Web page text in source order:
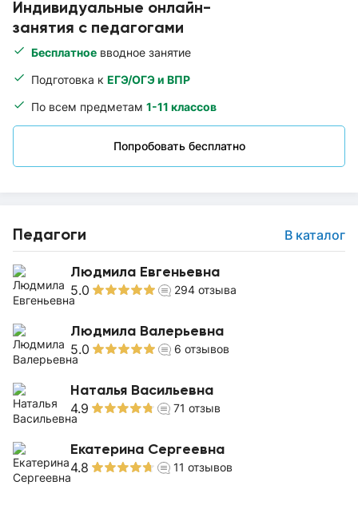
Индивидуальные онлайн-
занятия с педагогами
Бесплатное вводное занятие
Подготовка к ЕГЭ/ОГЭ и ВПР
По всем предметам 1-11 классов
Попробовать бесплатно
Педагоги В каталог
Людмила Евгеньевна
5.0 294 отзыва
Людмила Валерьевна
5.0 6 отзывов
Наталья Васильевна
4.9 71 отзыв
Екатерина Сергеевна
4.8 11 отзывов